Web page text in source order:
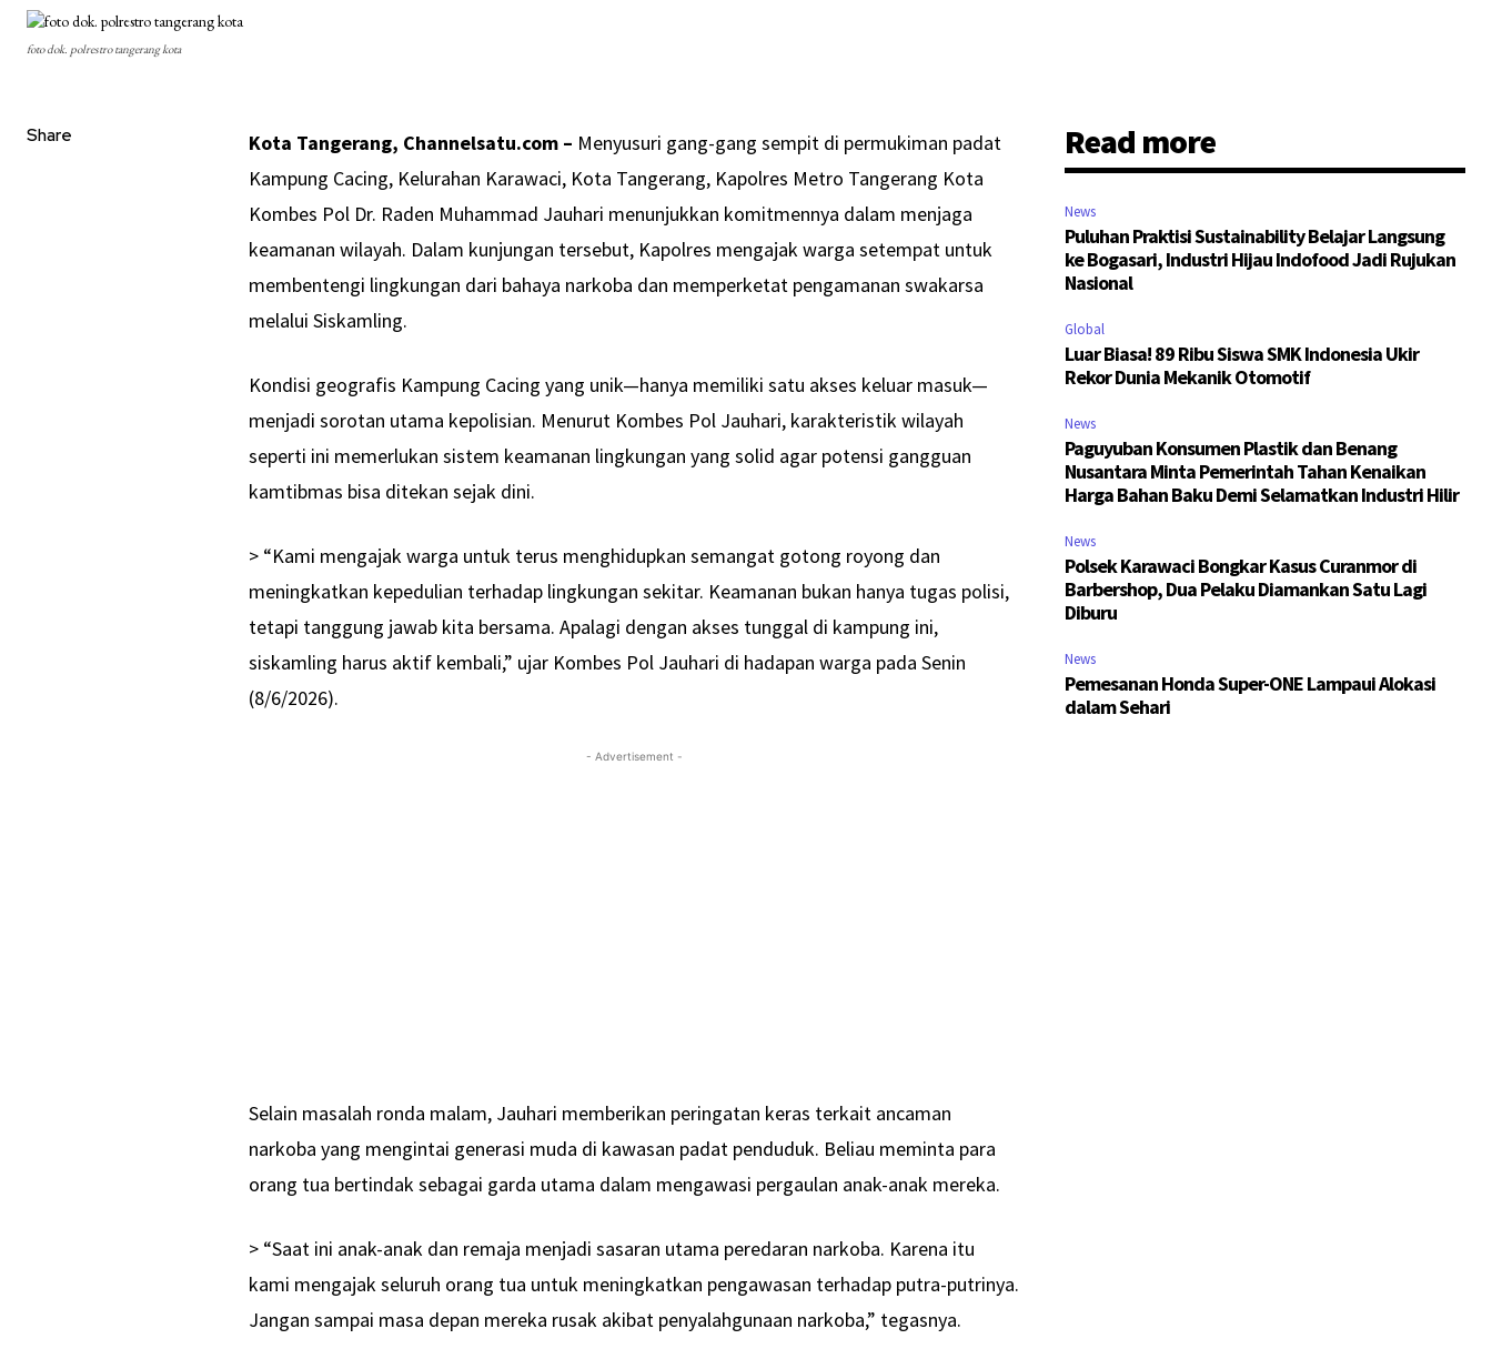
foto dok. polrestro tangerang kota
Share Kota Tangerang, Channelsatu.com – Menyusuri gang-gang sempit di permukiman padat
Kampung Cacing, Kelurahan Karawaci, Kota Tangerang, Kapolres Metro Tangerang Kota
Kombes Pol Dr. Raden Muhammad Jauhari menunjukkan komitmennya dalam menjaga
keamanan wilayah. Dalam kunjungan tersebut, Kapolres mengajak warga setempat untuk
membentengi lingkungan dari bahaya narkoba dan memperketat pengamanan swakarsa
melalui Siskamling.
Kondisi geografis Kampung Cacing yang unik—hanya memiliki satu akses keluar masuk—
menjadi sorotan utama kepolisian. Menurut Kombes Pol Jauhari, karakteristik wilayah
seperti ini memerlukan sistem keamanan lingkungan yang solid agar potensi gangguan
kamtibmas bisa ditekan sejak dini.
> “Kami mengajak warga untuk terus menghidupkan semangat gotong royong dan
meningkatkan kepedulian terhadap lingkungan sekitar. Keamanan bukan hanya tugas polisi,
tetapi tanggung jawab kita bersama. Apalagi dengan akses tunggal di kampung ini,
siskamling harus aktif kembali,” ujar Kombes Pol Jauhari di hadapan warga pada Senin
(8/6/2026).
- Advertisement -
Selain masalah ronda malam, Jauhari memberikan peringatan keras terkait ancaman
narkoba yang mengintai generasi muda di kawasan padat penduduk. Beliau meminta para
orang tua bertindak sebagai garda utama dalam mengawasi pergaulan anak-anak mereka.
> “Saat ini anak-anak dan remaja menjadi sasaran utama peredaran narkoba. Karena itu
kami mengajak seluruh orang tua untuk meningkatkan pengawasan terhadap putra-putrinya.
Jangan sampai masa depan mereka rusak akibat penyalahgunaan narkoba,” tegasnya.
Read more
News
Puluhan Praktisi Sustainability Belajar Langsung
ke Bogasari, Industri Hijau Indofood Jadi Rujukan
Nasional
Global
Luar Biasa! 89 Ribu Siswa SMK Indonesia Ukir
Rekor Dunia Mekanik Otomotif
News
Paguyuban Konsumen Plastik dan Benang
Nusantara Minta Pemerintah Tahan Kenaikan
Harga Bahan Baku Demi Selamatkan Industri Hilir
News
Polsek Karawaci Bongkar Kasus Curanmor di
Barbershop, Dua Pelaku Diamankan Satu Lagi
Diburu
News
Pemesanan Honda Super-ONE Lampaui Alokasi
dalam Sehari